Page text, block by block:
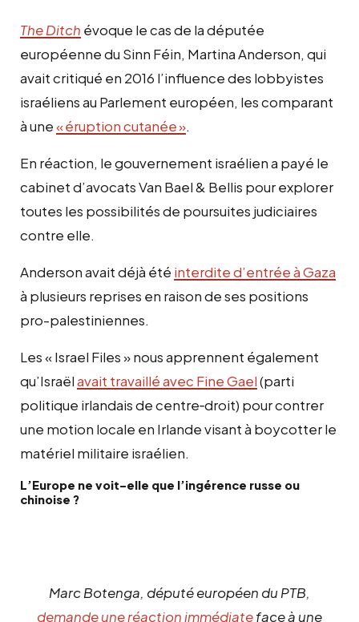
The Ditch évoque le cas de la députée
européenne du Sinn Féin, Martina Anderson, qui
avait critiqué en 2016 l’influence des lobbyistes
israéliens au Parlement européen, les comparant
à une« éruption cutanée ».
En réaction, le gouvernement israélien a payé le
cabinet d’avocats Van Bael & Bellis pour explorer
toutes les possibilités de poursuites judiciaires
contre elle.
Anderson avait déjà été interdite d’entrée à Gaza
à plusieurs reprises en raison de ses positions
pro-palestiniennes.
Les « Israel Files » nous apprennent également
qu’Israëlavait travaillé avec Fine Gael(parti
politique irlandais de centre‑droit) pour contrer
une motion locale en Irlande visant à boycotter le
matériel militaire israélien.
L’Europe ne voit-elle que l’ingérence russe ou
chinoise ?
Marc Botenga, député européen du PTB,
demande une réaction immédiateface à une